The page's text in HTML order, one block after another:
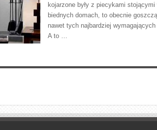
kojarzone były z piecykami stojącymi
biednych domach, to obecnie
nawet tych najbardziej
A to …